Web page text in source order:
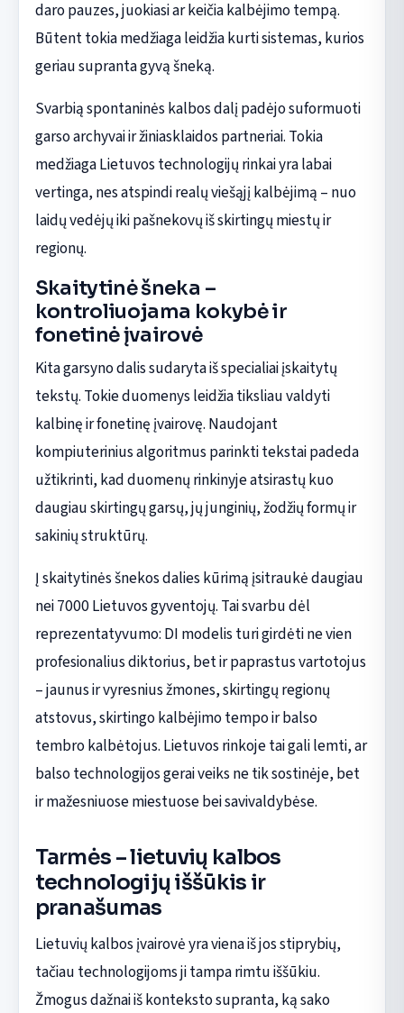
daro pauzes, juokiasi ar keičia kalbėjimo tempą.
Būtent tokia medžiaga leidžia kurti sistemas, kurios
geriau supranta gyvą šneką.
Svarbią spontaninės kalbos dalį padėjo suformuoti
garso archyvai ir žiniasklaidos partneriai. Tokia
medžiaga Lietuvos technologijų rinkai yra labai
vertinga, nes atspindi realų viešąjį kalbėjimą – nuo
laidų vedėjų iki pašnekovų iš skirtingų miestų ir
regionų.
Skaitytinė šneka –
kontroliuojama kokybė ir
fonetinė įvairovė
Kita garsyno dalis sudaryta iš specialiai įskaitytų
tekstų. Tokie duomenys leidžia tiksliau valdyti
kalbinę ir fonetinę įvairovę. Naudojant
kompiuterinius algoritmus parinkti tekstai padeda
užtikrinti, kad duomenų rinkinyje atsirastų kuo
daugiau skirtingų garsų, jų junginių, žodžių formų ir
sakinių struktūrų.
Į skaitytinės šnekos dalies kūrimą įsitraukė daugiau
nei 7000 Lietuvos gyventojų. Tai svarbu dėl
reprezentatyvumo: DI modelis turi girdėti ne vien
profesionalius diktorius, bet ir paprastus vartotojus
– jaunus ir vyresnius žmones, skirtingų regionų
atstovus, skirtingo kalbėjimo tempo ir balso
tembro kalbėtojus. Lietuvos rinkoje tai gali lemti, ar
balso technologijos gerai veiks ne tik sostinėje, bet
ir mažesniuose miestuose bei savivaldybėse.
Tarmės – lietuvių kalbos
technologijų iššūkis ir
pranašumas
Lietuvių kalbos įvairovė yra viena iš jos stiprybių,
tačiau technologijoms ji tampa rimtu iššūkiu.
Žmogus dažnai iš konteksto supranta, ką sako